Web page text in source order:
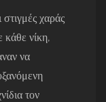
χαράς
κάθε νίκη,
να
τον